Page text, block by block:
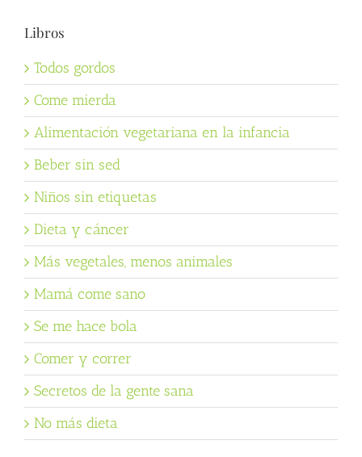
Libros
Todos gordos
Come mierda
Alimentación vegetariana en la infancia
Beber sin sed
Niños sin etiquetas
Dieta y cáncer
Más vegetales, menos animales
Mamá come sano
Se me hace bola
Comer y correr
Secretos de la gente sana
No más dieta